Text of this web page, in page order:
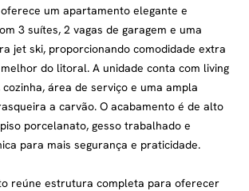
um apartamento elegante e
3 suítes, 2 vagas de garagem e uma
jet ski, proporcionando comodidade extra
do litoral. A unidade conta com living
área de serviço e uma ampla
a carvão. O acabamento é de alto
porcelanato, gesso trabalhado e
para mais segurança e praticidade.
reúne estrutura completa para oferecer